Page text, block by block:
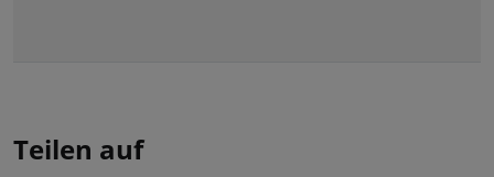
Teilen auf